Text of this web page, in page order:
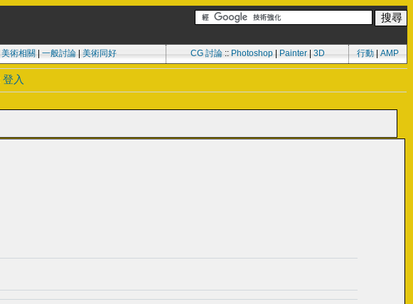
美術相關 一般討論| 美術同好 CG 討論:: Photoshop| Painter| 3D 行動 AMP
登入